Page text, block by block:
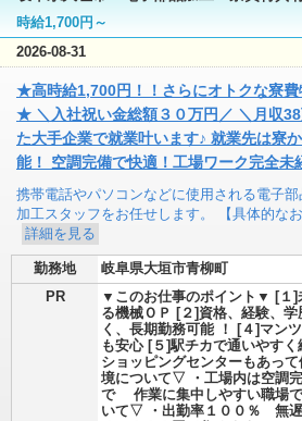
時給1,700円～
2026-08-31
★高時給1,700円！！さらにオトクな寮
★ ＼入社祝い金総額３０万円／ ＼月収
た大手企業で就業叶います♪ 就業先は寮
能！ 空調完備で快適！工場ワーク完全未
携帯電話やパソコンなどに使用される電子
加工スタッフをお任せします。 【具体的
詳細を見る
勤務地
岐阜県大垣市青柳町
PR
▼このお仕事のポイント▼ [１]
る機械ＯＰ [２]資格、経験、
く、長期勤務可能 ！ [４]マン
も安心 [５]駅チカで通いやす
ショッピングセンターもあっ
境について▽ ・工場内は空調
で 作業に集中しやすい職場
いて▽ ・出勤率１００％ 無